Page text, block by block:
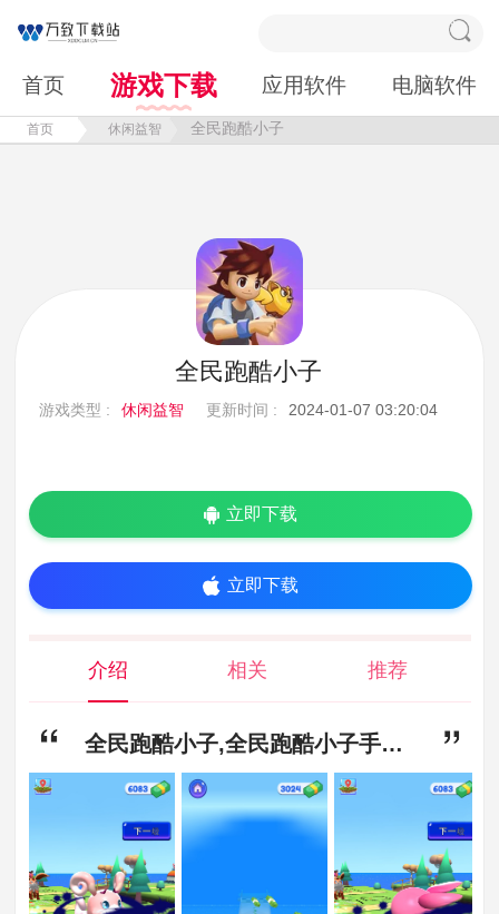
首页 游戏下载 应用软件 电脑软件
首页 休闲益智 全民跑酷小子
全民跑酷小子
游戏类型 : 休闲益智 更新时间 : 2024-01-07 03:20:04
立即下载
立即下载
介绍 相关 推荐
全民跑酷小子,全民跑酷小子手游下载安装,全民跑酷小子安卓版下载安装v189.1.1.3018